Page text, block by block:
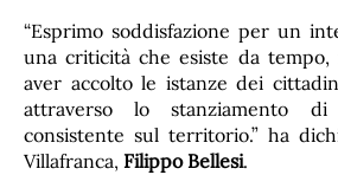
“Esprimo soddisfazione per un
una criticità che esiste da tempo,
aver accolto le istanze dei
attraverso lo stanziamento
consistente sul territorio.” ha
Villafranca, Filippo Bellesi.